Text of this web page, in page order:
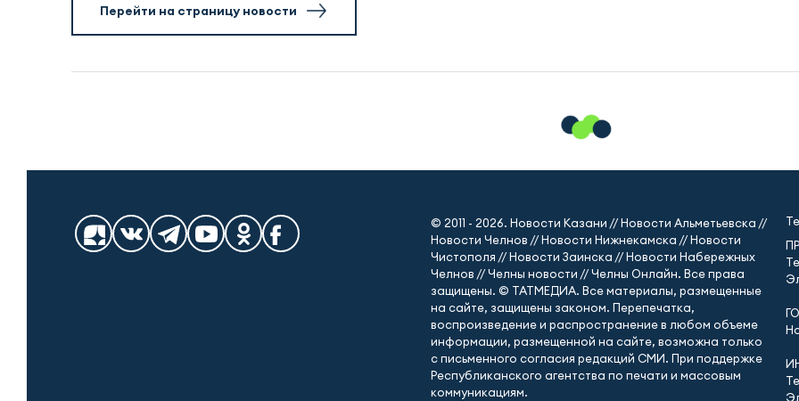
Перейти на страницу новости
© 2011 - 2026. Новости Казани // Новости Альметьевска //
Новости Челнов // Новости Нижнекамска // Новости
Чистополя // Новости Заинска // Новости Набережных
Челнов // Челны новости // Челны Онлайн. Все права
защищены. © ТАТМЕДИА. Все материалы, размещенные
на сайте, защищены законом. Перепечатка,
воспроизведение и распространение в любом объеме
информации, размещенной на сайте, возможна только
с письменного согласия редакций СМИ. При поддержке
Республиканского агентства по печати и массовым
коммуникациям.